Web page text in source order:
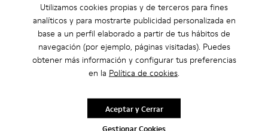
Utilizamos cookies propias y de terceros para fines
analíticos y para mostrarte publicidad personalizada en
base a un perfil elaborado a partir de tus hábitos de
navegación (por ejemplo, páginas visitadas). Puedes
obtener más información y configurar tus preferencias
en la Política de cookies.
Gestionar Cookies
Aceptar y Cerrar